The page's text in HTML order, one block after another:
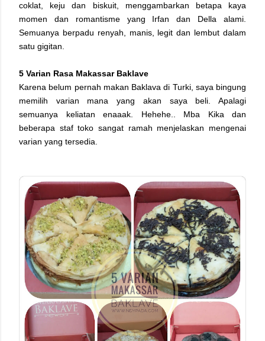
coklat, keju dan biskuit, menggambarkan betapa kaya
momen dan romantisme yang Irfan dan Della alami.
Semuanya berpadu renyah, manis, legit dan lembut dalam
satu gigitan.
5 Varian Rasa Makassar Baklave
Karena belum pernah makan Baklava di Turki, saya bingung
memilih varian mana yang akan saya beli. Apalagi
semuanya keliatan enaaak. Hehehe.. Mba Kika dan
beberapa staf toko sangat ramah menjelaskan mengenai
varian yang tersedia.